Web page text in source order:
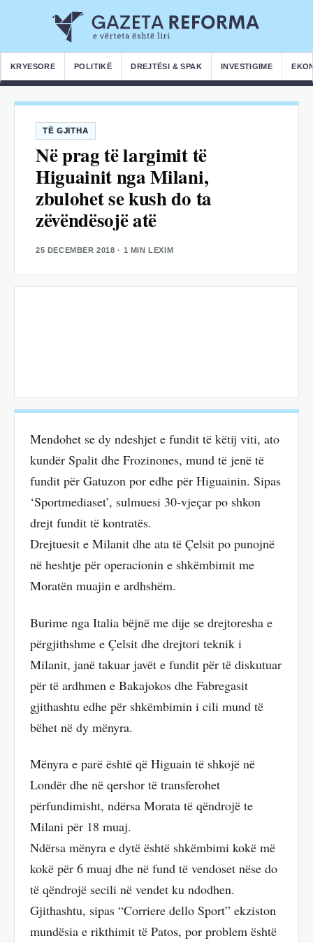
KRYESORE POLITIKË DREJTËSI & SPAK INVESTIGIME
TË GJITHA
Në prag të largimit të
Higuainit nga Milani,
zbulohet se kush do ta
zëvëndësojë atë
25 DECEMBER 2018 · 1 MIN LEXIM
Mendohet se dy ndeshjet e fundit të këtij viti, ato
kundër Spalit dhe Frozinones, mund të jenë të
fundit për Gatuzon por edhe për Higuainin. Sipas
‘Sportmediaset’, sulmuesi 30-vjeҫar po shkon
drejt fundit të kontratës.
Drejtuesit e Milanit dhe ata të Çelsit po punojnë
në heshtje për operacionin e shkëmbimit me
Moratën muajin e ardhshëm.
Burime nga Italia bëjnë me dije se drejtoresha e
përgjithshme e Çelsit dhe drejtori teknik i
Milanit, janë takuar javët e fundit për të diskutuar
për të ardhmen e Bakajokos dhe Fabregasit
gjithashtu edhe për shkëmbimin i cili mund të
bëhet në dy mënyra.
Mënyra e parë është që Higuain të shkojë në
Londër dhe në qershor të transferohet
përfundimisht, ndërsa Morata të qëndrojë te
Milani për 18 muaj.
Ndërsa mënyra e dytë është shkëmbimi kokë më
kokë për 6 muaj dhe në fund të vendoset nëse do
të qëndrojë secili në vendet ku ndodhen.
Gjithashtu, sipas “Corriere dello Sport” ekziston
mundësia e rikthimit të Patos, por problem është